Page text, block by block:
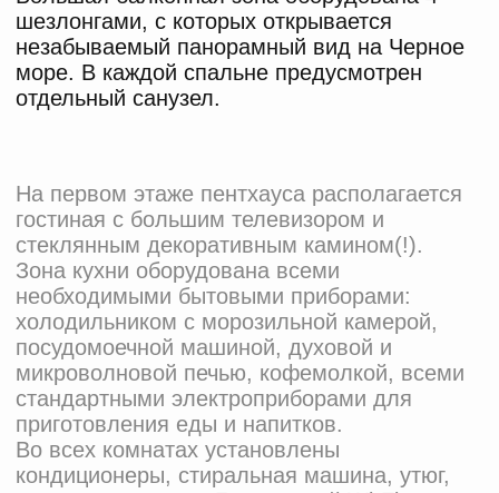
Хотите остаться надолго?
Мы будем рады!
Для гостей на срок от 5 суток
у нас действуют специальные
условия